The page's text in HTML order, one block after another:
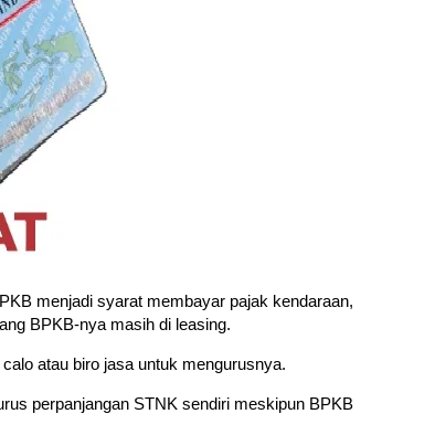
menjadi syarat membayar pajak kendaraan,
BPKB-nya masih di leasing.
atau biro jasa untuk mengurusnya.
perpanjangan STNK sendiri meskipun BPKB